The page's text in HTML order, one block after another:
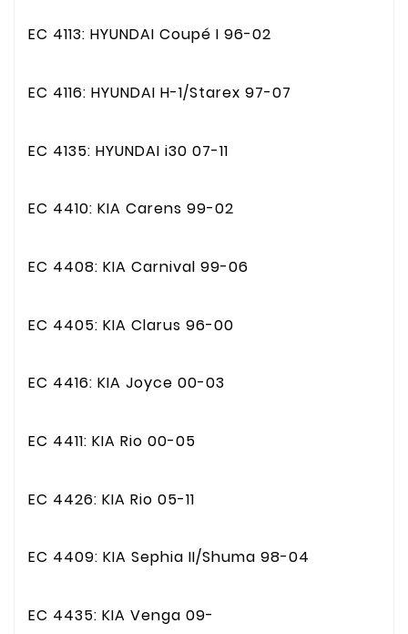
EC 4113: HYUNDAI Coupé I 96-02
EC 4116: HYUNDAI H-1/Starex 97-07
EC 4135: HYUNDAI i30 07-11
EC 4410: KIA Carens 99-02
EC 4408: KIA Carnival 99-06
EC 4405: KIA Clarus 96-00
EC 4416: KIA Joyce 00-03
EC 4411: KIA Rio 00-05
EC 4426: KIA Rio 05-11
EC 4409: KIA Sephia II/Shuma 98-04
EC 4435: KIA Venga 09-